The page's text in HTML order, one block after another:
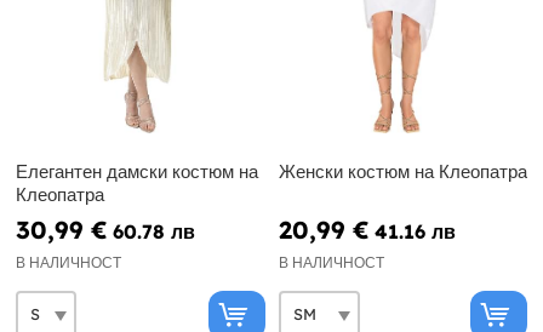
Елегантен дамски костюм на
Клеопатра
30,99 € 60.78 лв
В НАЛИЧНОСТ
Женски костюм на Клеопатра
20,99 € 41.16 лв
В НАЛИЧНОСТ